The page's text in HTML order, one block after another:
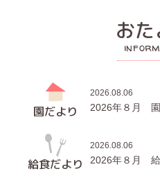
お
園だより
2026.08.06
2026年８月 園
給食だより
2026.08.06
2026年８月 給